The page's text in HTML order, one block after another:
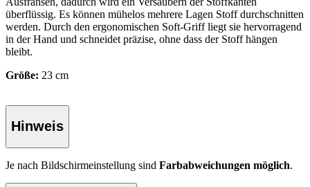
überflüssig. Es können mühelos mehrere Lagen Stoff durchschnitten
werden. Durch den ergonomischen Soft-Griff liegt sie hervorragend
in der Hand und schneidet präzise, ohne dass der Stoff hängen
bleibt.
Größe: 23 cm
Hinweis
Je nach Bildschirmeinstellung sind Farbabweichungen möglich.